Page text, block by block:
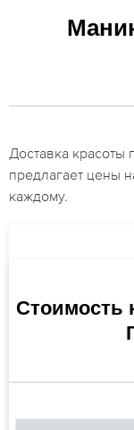
Доставка
предлагает цены
каждому.
Стоимость